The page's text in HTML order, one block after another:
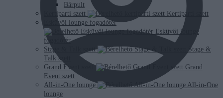
Bárpult
Kertiparti szett
Kertiparti szett
Esküvői lounge fogadótér
Esküvői lounge
fogadótér
Stage & Talk szett
Stage &
Talk szett
Grand Event szett
Grand
Event szett
All-in-One lounge
All-in-One
lounge